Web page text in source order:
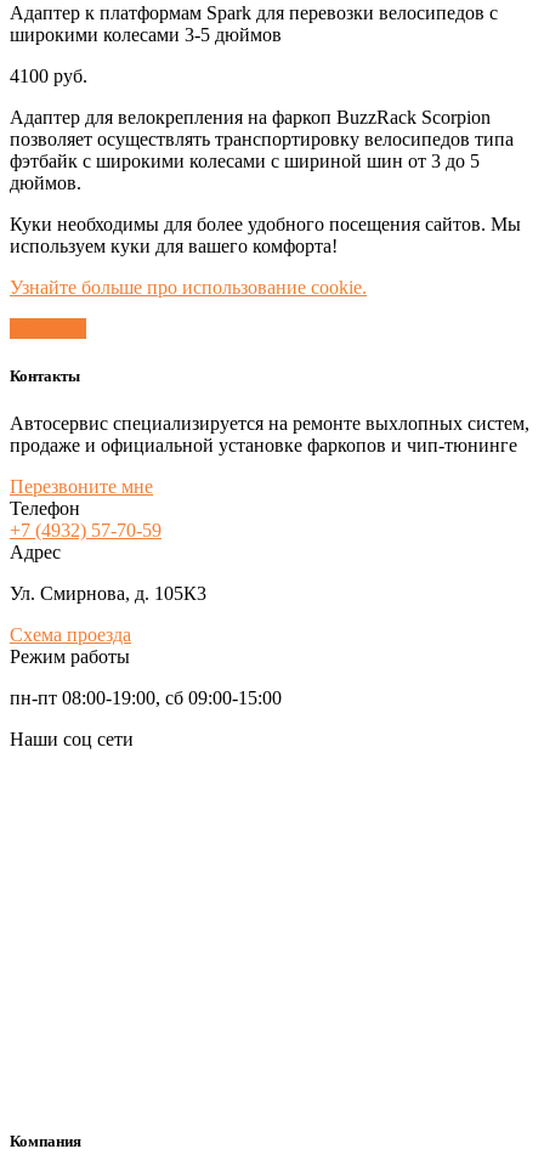
Адаптер к платформам Spark для перевозки велосипедов с
широкими колесами 3-5 дюймов
4100 руб.
Адаптер для велокрепления на фаркоп BuzzRack Scorpion
позволяет осуществлять транспортировку велосипедов типа
фэтбайк с широкими колесами с шириной шин от 3 до 5
дюймов.
Куки необходимы для более удобного посещения сайтов. Мы
используем куки для вашего комфорта!
Узнайте больше про использование cookie.
Контакты
Автосервис специализируется на ремонте выхлопных систем,
продаже и официальной установке фаркопов и чип-тюнинге
Перезвоните мне
Телефон
+7 (4932) 57-70-59
Адрес
Ул. Смирнова, д. 105К3
Схема проезда
Режим работы
пн-пт 08:00-19:00, сб 09:00-15:00
Наши соц сети
Компания